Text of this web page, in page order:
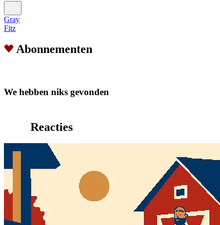
Gray
Fitz
Abonnementen
We hebben niks gevonden
Reacties